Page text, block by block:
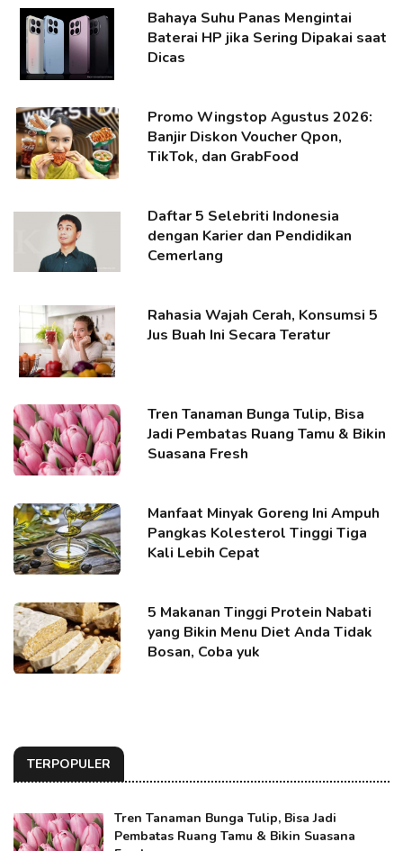
Bahaya Suhu Panas Mengintai
Baterai HP jika Sering Dipakai saat
Dicas
Promo Wingstop Agustus 2026:
Banjir Diskon Voucher Qpon,
TikTok, dan GrabFood
Daftar 5 Selebriti Indonesia
dengan Karier dan Pendidikan
Cemerlang
Rahasia Wajah Cerah, Konsumsi 5
Jus Buah Ini Secara Teratur
Tren Tanaman Bunga Tulip, Bisa
Jadi Pembatas Ruang Tamu & Bikin
Suasana Fresh
Manfaat Minyak Goreng Ini Ampuh
Pangkas Kolesterol Tinggi Tiga
Kali Lebih Cepat
5 Makanan Tinggi Protein Nabati
yang Bikin Menu Diet Anda Tidak
Bosan, Coba yuk
TERPOPULER
Tren Tanaman Bunga Tulip, Bisa Jadi
Pembatas Ruang Tamu & Bikin Suasana